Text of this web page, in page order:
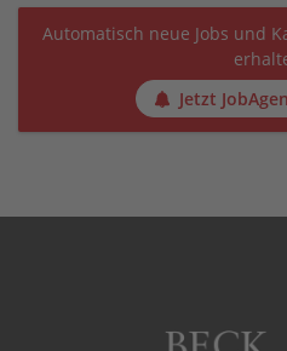
Automatisch neue Jobs und
Jetzt